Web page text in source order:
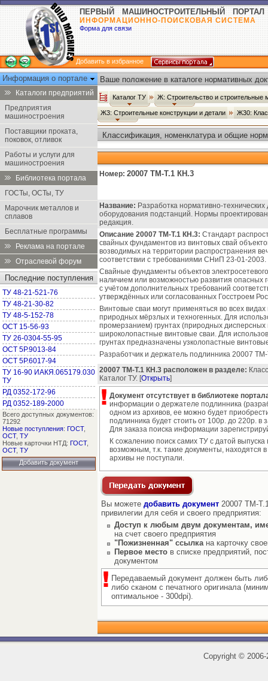
ПЕРВЫЙ МАШИНОСТРОИТЕЛЬНЫЙ ПОРТАЛ
ИНФОРМАЦИОННО-ПОИСКОВАЯ СИСТЕМА
Форма для связи
Добавить в избранное
Информация о портале
Каталоги предприятий
Предприятия
машиностроения
Поставщики проката,
поковок, отливок
Работы и услуги для
машиностроения
Библиотека портала
ГОСТы, ОСТы, ТУ
Марочник металлов и
сплавов
Бесплатные программы
Реклама на портале
Отраслевой форум
Последние поступления
ТУ 48-21-521-76
ТУ 48-21-30-82
ТУ 48-5-152-78
ОСТ 15-56-93
ТУ 26-0304-55-95
ОСТ 5Р.9013-84
ОСТ 5Р.6017-94
ТУ 16-90 ИАКЯ.065179.030
ТУ
РД 0352-172-96
РД 0352-189-2000
Всего доступных документов:
71292
Новые поступления: ГОСТ,
ОСТ, ТУ
Новые карточки НТД: ГОСТ,
ОСТ, ТУ
Добавить документ
Ваше положение в каталоге нормативных
Каталог ТУ Ж: Строительство и строительные
Ж3: Строительные конструкции и детали Ж30:
Классификация, номенклатура и общие
Номер: 20007 ТМ-Т.1 КН.3
Название: Разработка нормативно-
оборудования подстанций. Нормы
редакция.
Описание 20007 ТМ-Т.1 КН.3: Стандарт
свайных фундаментов из винтовых свай
возводимых на территории распространения
соответствии с требованиями СНиП 23-01-2003.
Свайные фундаменты объектов
наличием или возможностью развития опасных
с учётом дополнительных требований
утверждённых или согласованных Госстроем
Винтовые сваи могут применяться во всех
природных мёрзлых и техногенных. Для
промерзанием) грунтах (природных
широколопастные винтовые сваи. Для
грунтах предназначены узколопастные
Разработчик и держатель подлинника 20007
20007 ТМ-Т.1 КН.3 расположен в разделе:
Каталог ТУ. [Открыть]
Документ отсутствует в библиотеке
информации о держателе подлинника
одном из архивов, ее можно будет
подлинника будет стоить от 100р. до 220р. в
Для заказа поиска информации
К сожалению поиск самих ТУ с датой
возможным, т.к. такие документы, находятся
архивы не поступали.
Вы можете добавить документ 20007 ТМ-
привилегии для себя и своего предприятия:
Доступ к любым двум документам,
на счет своего предприятия
"Пожизненная" ссылкана карточку
Первое место в списке предприятий,
документом
Передаваемый документ должен быть
либо сканом с печатного оригинала
оптимальное - 300dpi).
Copyright ©